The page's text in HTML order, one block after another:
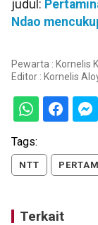
judul:
Ndao
Pewarta : Kornelis
Editor : Kornelis
Tags:
NTT
Terkait